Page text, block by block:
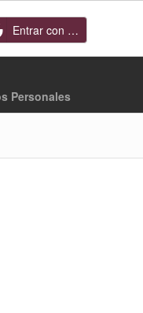
Entrar con Google
Personales